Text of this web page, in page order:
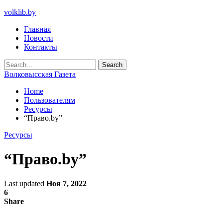
volklib.by
Главная
Новости
Контакты
Волковысская Газета
Home
Пользователям
Ресурсы
“Право.by”
Ресурсы
“Право.by”
Last updated Ноя 7, 2022
6
Share